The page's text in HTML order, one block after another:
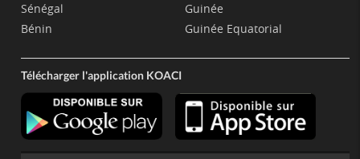
Sénégal
Bénin
Guinée
Guinée Equatorial
Télécharger l'application KOACI